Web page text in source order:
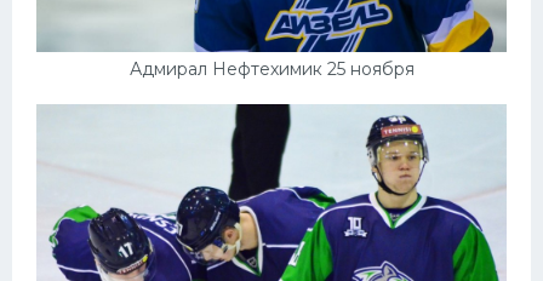
Адмирал Нефтехимик 25 ноября